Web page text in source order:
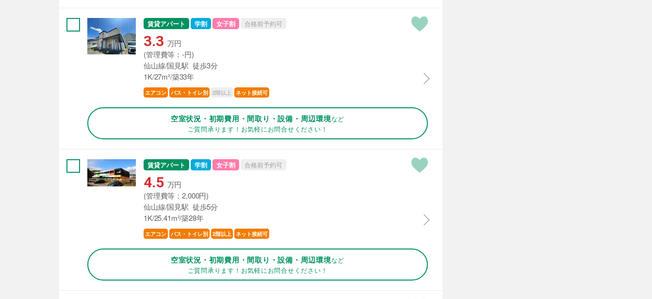
賃貸アパート 学割 女子割 合格前予約可
3.3 万円
(管理費等：-円)
仙山線/国見駅 徒歩3分
1K/27m²/築33年
エアコン バス・トイレ別 2階以上 ネット接続可
空室状況・初期費用・間取り・設備・周辺環境など
ご質問承ります！お気軽にお問合せください！
賃貸アパート 学割 女子割 合格前予約可
4.5 万円
(管理費等：2,000円)
仙山線/国見駅 徒歩5分
1K/25.41m²/築28年
エアコン バス・トイレ別 2階以上 ネット接続可
空室状況・初期費用・間取り・設備・周辺環境など
ご質問承ります！お気軽にお問合せください！